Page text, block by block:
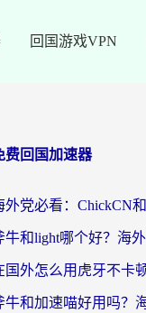
回国游戏VPN
费回国加速器